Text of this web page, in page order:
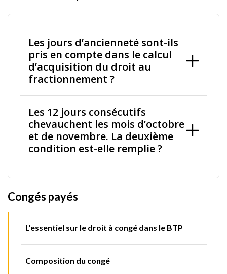
Les jours d’ancienneté sont-ils
pris en compte dans le calcul
d’acquisition du droit au
fractionnement ?
Les 12 jours consécutifs
chevauchent les mois d’octobre
et de novembre. La deuxième
condition est-elle remplie ?
Congés payés
L’essentiel sur le droit à congé dans le BTP
Composition du congé